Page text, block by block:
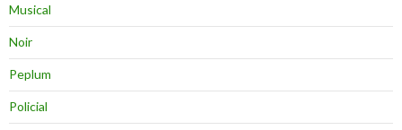
Musical
Noir
Peplum
Policial